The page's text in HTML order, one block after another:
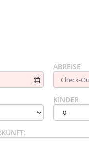
ABREISE
KINDER